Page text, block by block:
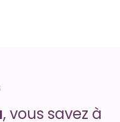
, vous savez à